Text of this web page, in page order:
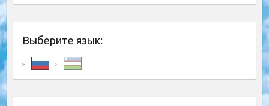
Выберите язык: